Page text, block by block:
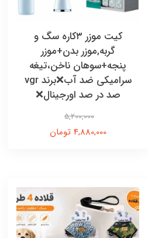
کیت موزر ۳کاره سگ و
گربه,موزر بدن+موزر
پنجه+سوهان ناخن،تیغه
سرامیکی ضد آب❌برند vgr
صد در صد اورجینال❌
5,200,000
4,880,000 تومان